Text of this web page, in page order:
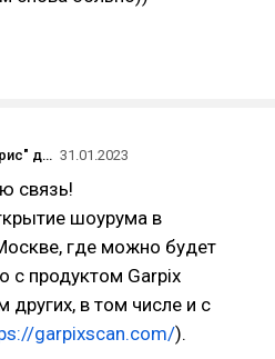
Новый взгляд на "тетрис" для серьезных логистов или как мы создаем SaaS-платформу на рынке B2B 31.01.2023
связь!
шоурума в
где можно будет
с продуктом Garpix
других, в том числе и с
garpixscan.com/).